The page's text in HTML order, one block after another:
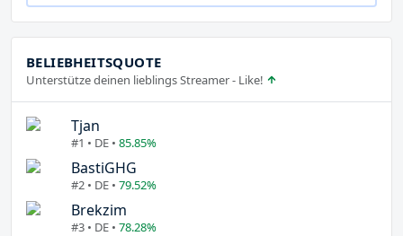
BELIEBHEITSQUOTE
Unterstütze deinen lieblings Streamer - Like!
Tjan
#1 • DE • 85.85%
BastiGHG
#2 • DE • 79.52%
Brekzim
#3 • DE • 78.28%